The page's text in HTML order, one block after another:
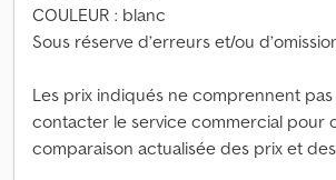
COULEUR : blanc
Sous réserve d’erreurs et/ou
Les prix indiqués ne comprennent pas
contacter le service commercial pour
comparaison actualisée des prix et